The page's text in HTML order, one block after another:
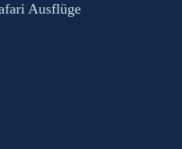
Ausflüge